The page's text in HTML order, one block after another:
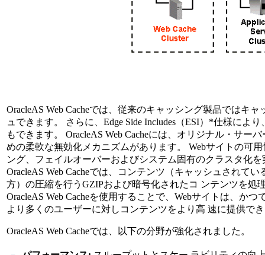
OracleAS Web Cacheでは、従来のキャッシング製品ではキ
ュできます。 さらに、Edge Side Includes（ESI）*仕様に
もできます。 OracleAS Web Cacheには、オリジナル・サ
めの柔軟な無効化メカニズムがあります。 Webサイトの可
ング、フェイルオーバーおよびシステム固有のクラスタ化を
OracleAS Web Cacheでは、コンテンツ（キャッシュされて
方）の圧縮を行うGZIPおよび暗号化されたコ ンテンツを処
OracleAS Web Cacheを使用することで、Webサイトは、か
より多くのユーザーに対しコンテンツをより高 速に提供で
OracleAS Web Cacheでは、以下の分野が強化されました。